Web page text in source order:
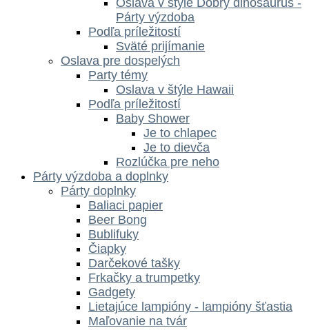
Oslava v štýle Dobrý dinosaurus -
Párty výzdoba
Podľa príležitostí
Sväté prijímanie
Oslava pre dospelých
Party témy
Oslava v štýle Hawaii
Podľa príležitostí
Baby Shower
Je to chlapec
Je to dievča
Rozlúčka pre neho
Párty výzdoba a doplnky
Párty doplnky
Baliaci papier
Beer Bong
Bublifuky
Čiapky
Darčekové tašky
Frkačky a trumpetky
Gadgety
Lietajúce lampióny - lampióny šťastia
Maľovanie na tvár